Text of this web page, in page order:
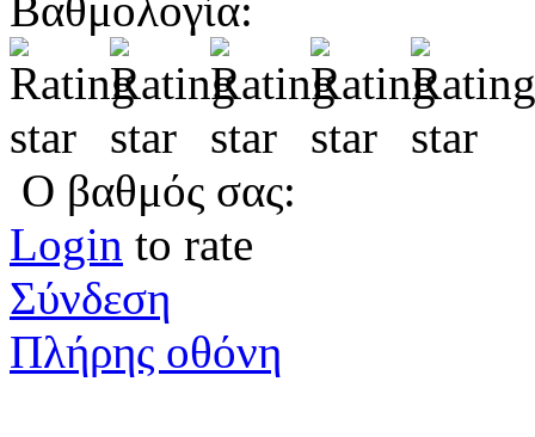
Ο βαθμός σας:
Login to rate
Σύνδεση
Πλήρης οθόνη